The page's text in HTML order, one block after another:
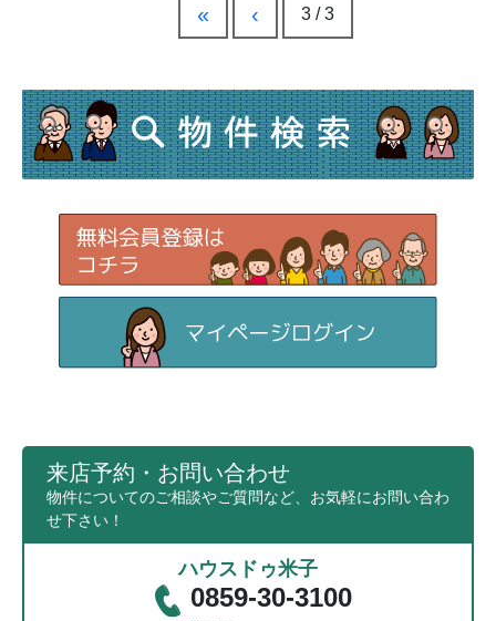
« ‹ 3 / 3
来店予約・お問い合わせ
物件についてのご相談やご質問など、お気軽にお問い合わ
せ下さい！
ハウスドゥ米子
0859-30-3100